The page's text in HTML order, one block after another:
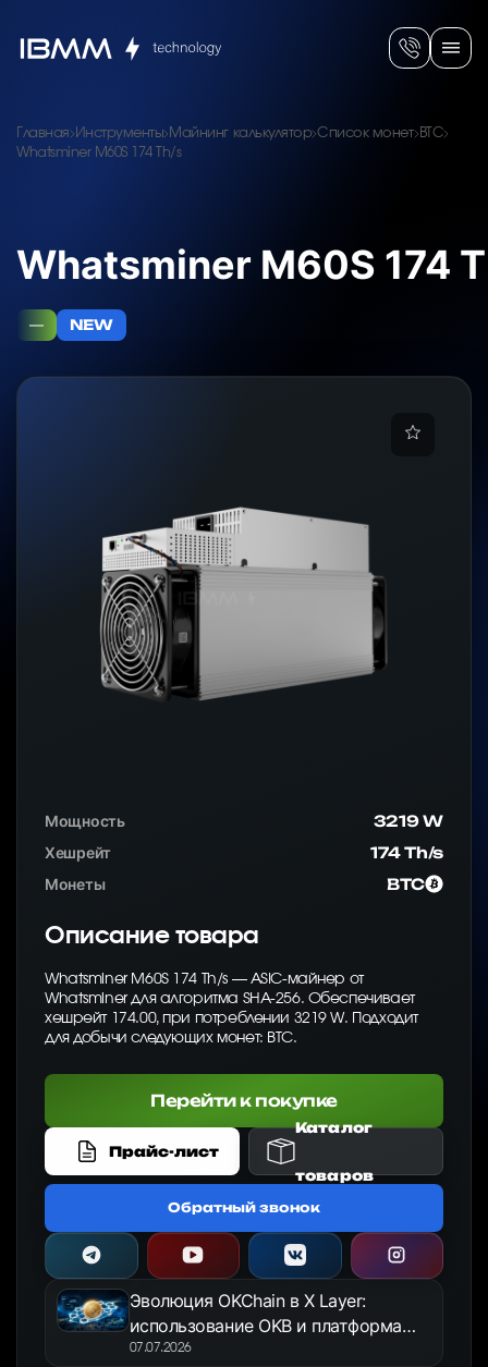
Главная Инструменты Майнинг калькулятор Список монет BTC
Whatsminer M60S 174 Th/s
Whatsminer M60S 174
— NEW
Мощность
3219 W
Хешрейт
174 Th/s
Монеты
BTC
Описание товара
Whatsminer M60S 174 Th/s — ASIC-майнер от
Whatsminer для алгоритма SHA-256. Обеспечивает
хешрейт 174.00, при потреблении 3219 W. Подходит
для добычи следующих монет: BTC.
Перейти к покупке
Прайс-лист
Каталог
товаров
Обратный звонок
Эволюция OKChain в X Layer:
использование OKB и платформа
OKX Jumpstart в 2026 году
07.07.2026